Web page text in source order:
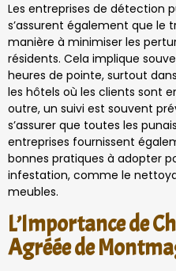
Les entreprises de détection
s’assurent également que le
manière à minimiser les
résidents. Cela implique
heures de pointe, surtout
les hôtels où les clients sont
outre, un suivi est souvent
s’assurer que toutes les
entreprises fournissent
bonnes pratiques à adopter
infestation, comme le
meubles.
L’Importance de
Agréée de